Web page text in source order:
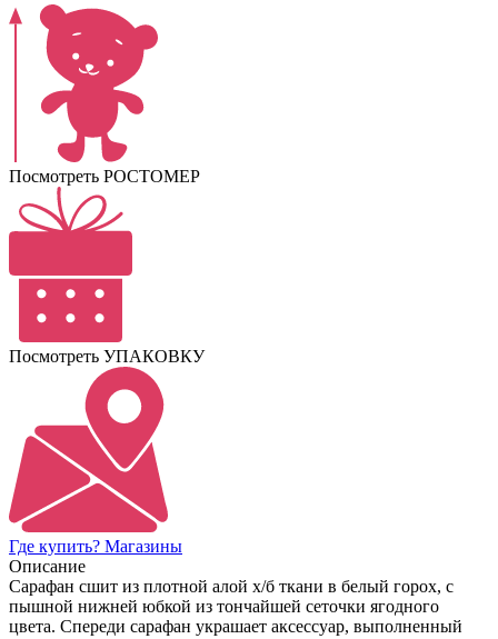
Посмотреть РОСТОМЕР
Посмотреть УПАКОВКУ
Где купить? Магазины
Описание
Сарафан сшит из плотной алой х/б ткани в белый горох, с
пышной нижней юбкой из тончайшей сеточки ягодного
цвета. Спереди сарафан украшает аксессуар, выполненный